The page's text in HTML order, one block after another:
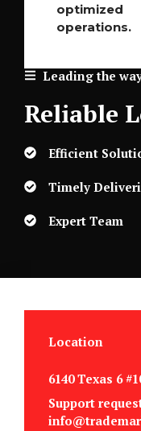
Leading the
Reliable
Efficient
Timely
Expert Team
optimized
operations.
Location
6140 Texas 6
Support